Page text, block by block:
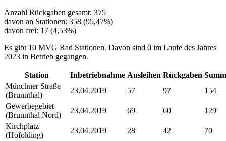
Anzahl Rückgaben gesamt: 375
davon an Stationen: 358 (95,47%)
davon frei: 17 (4,53%)
Es gibt 10 MVG Rad Stationen. Davon sind 0 im Laufe des Jahres
2023 in Betrieb gegangen.
Station Inbetriebnahme Ausleihen Rückgaben
Münchner Straße
(Brunnthal)
23.04.2019 57 97
154
Gewerbegebiet
(Brunnthal Nord)
23.04.2019 69 60
129
Kirchplatz
(Hofolding)
23.04.2019 28 42
70